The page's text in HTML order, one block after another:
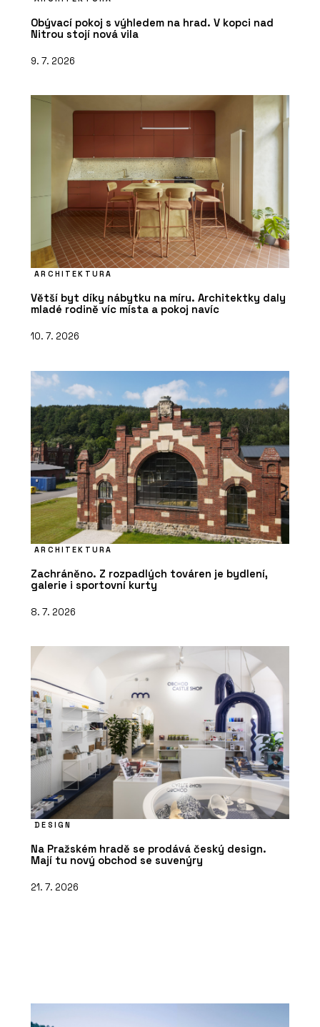
Obývací pokoj s výhledem na hrad. V kopci nad
Nitrou stojí nová vila
9. 7. 2026
ARCHITEKTURA
Větší byt díky nábytku na míru. Architektky daly
mladé rodině víc místa a pokoj navíc
10. 7. 2026
ARCHITEKTURA
Zachráněno. Z rozpadlých továren je bydlení,
galerie i sportovní kurty
8. 7. 2026
DESIGN
Na Pražském hradě se prodává český design.
Mají tu nový obchod se suvenýry
21. 7. 2026